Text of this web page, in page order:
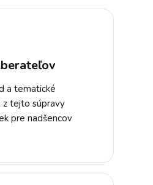
a tematické
tejto súpravy
pre nadšencov